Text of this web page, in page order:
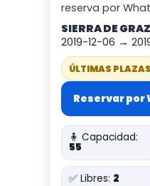
reserva por
SIERRA DE
2019-12-06 →
ÚLTIMAS PLAZAS
Reservar por
🧍 Capacidad:
55
✅ Libres: 2